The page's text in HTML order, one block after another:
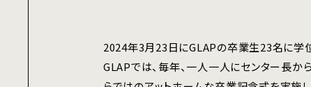
2024年3月23日にGLAPの卒業生23名に学
GLAPでは、毎年、一人一人にセンター長